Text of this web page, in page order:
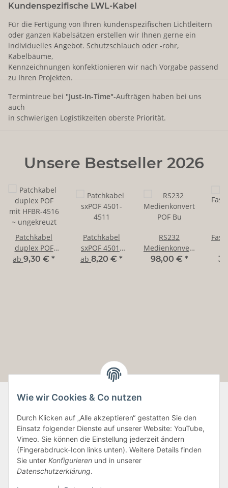
Wie wir Cookies & Co nutzen
Durch Klicken auf „Alle akzeptieren“ gestatten Sie den
Einsatz folgender Dienste auf unserer Website: YouTube,
Vimeo. Sie können die Einstellung jederzeit ändern
(Fingerabdruck-Icon links unten). Weitere Details finden
Sie unter Konfigurieren und in unserer
Datenschutzerklärung.
Kundenspezifische LWL-Kabel
Für die Fertigung von Ihren kundenspezifischen Lichtleitern
oder ganzen Kabelsätzen erstellen wir Ihnen gerne ein
individuelles Angebot. Schutzschlauch oder -rohr,
Kabelbäume,
Kennzeichnungen konfektionieren wir nach Vorgabe passend
zu Ihren Projekten.
Termintreue bei "Just-In-Time"-Aufträgen haben bei uns
auch
in schwierigen Logistikzeiten oberste Priorität.
Unsere Bestseller 2026
Patchkabel
duplex POF
mit HFBR-4516
ab 9,30 € *
Patchkabel
sxPOF 4501-
4511
ab 8,20 € *
RS232
Medienkonverter
POF Bu
98,00 € *
Informationen
Gesetzliche Informationen